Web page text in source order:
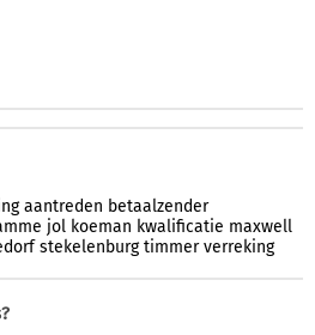
aantreden betaalzender
jol koeman kwalificatie maxwell
stekelenburg timmer verreking